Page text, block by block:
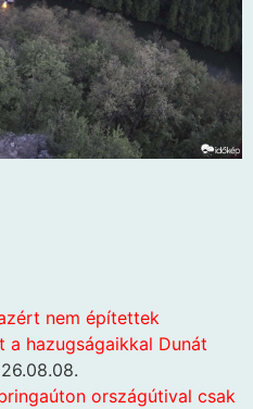
nem építettek
hazugságaikkal Dunát
országútival csak